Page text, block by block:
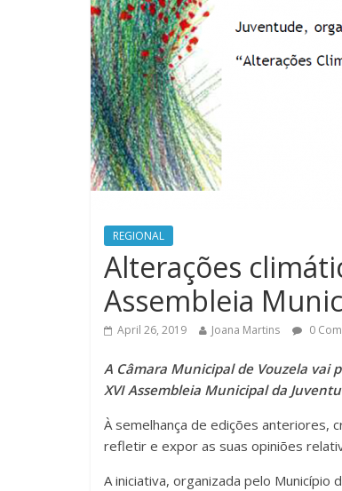
REGIONAL
Alterações
Assembleia
April 26, 2019 Joana Martins 0
A Câmara Municipal de Vouzela vai
XVI Assembleia Municipal da
À semelhança de edições anteriores,
refletir e expor as suas opiniões
A iniciativa, organizada pelo Município